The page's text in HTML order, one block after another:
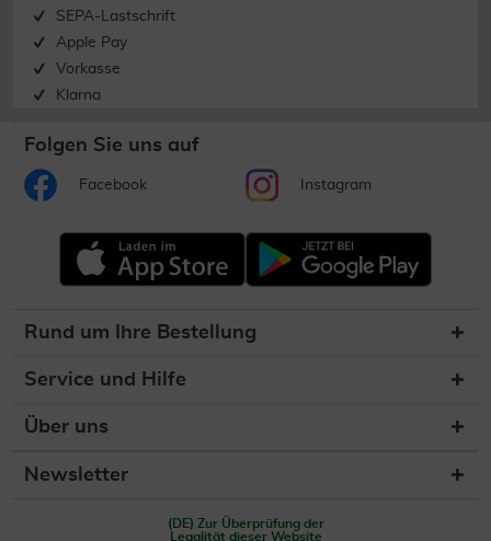
SEPA-Lastschrift
Apple Pay
Vorkasse
Klarna
Folgen Sie uns auf
Facebook Instagram
Rund um Ihre Bestellung
Service und Hilfe
Über uns
Newsletter
(DE) Zur Überprüfung der
Legalität dieser Website